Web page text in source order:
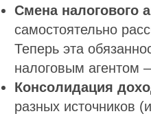
Смена налогового
самостоятельно
Теперь эта
налоговым агентом
Консолидация
разных источников